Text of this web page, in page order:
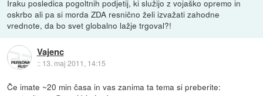
Iraku posledica pogoltnih podjetij, ki služijo z vojaško opremo in
oskrbo ali pa si morda ZDA resnično želi izvažati zahodne
vrednote, da bo svet globalno lažje trgoval?!
Vajenc
:: 13. maj 2011, 14:15
Če imate ~20 min časa in vas zanima ta tema si preberite: